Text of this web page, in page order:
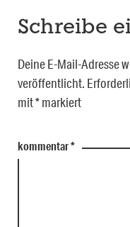
Schreibe
Deine E-Mail-Adresse
veröffentlicht.
mit*markiert
kommentar*